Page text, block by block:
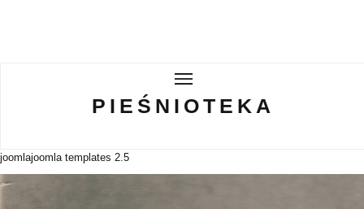
PIEŚNIOTEKA
AKTUALNOŚCI
PIEŚNIOTEKA
joomlajoomla templates 2.5